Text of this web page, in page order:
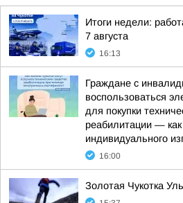
Итоги недели:
7 августа
16:13
Граждане с
воспользоваться
для покупки
реабилитации — как
индивидуального
16:00
Золотая Чукотка